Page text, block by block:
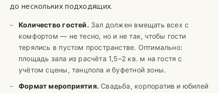
до нескольких подходящих.
Количество гостей. Зал должен вмещать всех с
комфортом — не тесно, но и не так, чтобы гости
терялись в пустом пространстве. Оптимально:
площадь зала из расчёта 1,5–2 кв. м на гостя с
учётом сцены, танцпола и буфетной зоны.
Формат мероприятия. Свадьба, корпоратив и юбилей